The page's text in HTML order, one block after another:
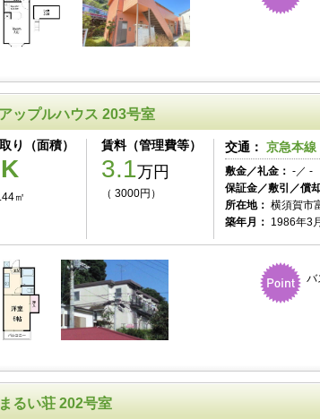
ップルハウス 203号室
り（面積）
㎡
賃料（管理費等）
3.1万円
（ 3000円）
交通： 京急本線
敷金／礼金： -／ -
保証金／敷引／償
所在地： 横須賀市
築年月： 1986年3月
バ
るい荘 202号室